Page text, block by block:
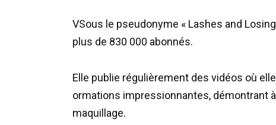
VSous le pseudonyme « Lashes and Losing
plus de 830 000 abonnés.
Elle publie régulièrement des vidéos où elle
ormations impressionnantes, démontrant à
maquillage.